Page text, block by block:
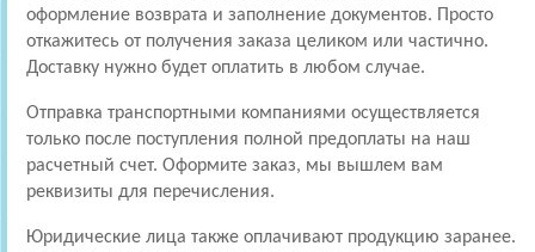
оформление возврата и заполнение документов. Просто
откажитесь от получения заказа целиком или частично.
Доставку нужно будет оплатить в любом случае.
Отправка транспортными компаниями осуществляется
только после поступления полной предоплаты на наш
расчетный счет. Оформите заказ, мы вышлем вам
реквизиты для перечисления.
Юридические лица также оплачивают продукцию заранее.